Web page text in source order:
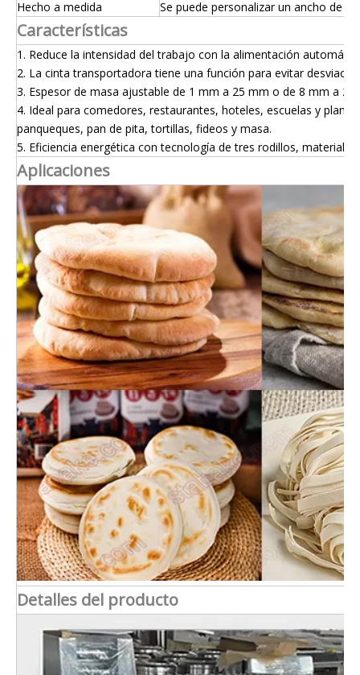
Hecho a medida
Se puede personalizar un ancho de
Características
1. Reduce la intensidad del trabajo con la alimentación
2. La cinta transportadora tiene una función para evitar
3. Espesor de masa ajustable de 1 mm a 25 mm o de 8 mm a 25
4. Ideal para comedores, restaurantes, hoteles, escuelas y
panqueques, pan de pita, tortillas, fideos y masa.
5. Eficiencia energética con tecnología de tres rodillos, material
Aplicaciones
Detalles del producto